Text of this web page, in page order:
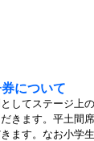
について
してステージ上
きます。平土間
ます。なお小学